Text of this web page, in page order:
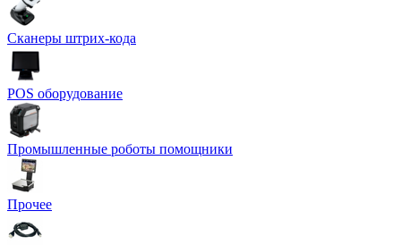
Сканеры штрих-кода
POS оборудование
Промышленные роботы помощники
Прочее